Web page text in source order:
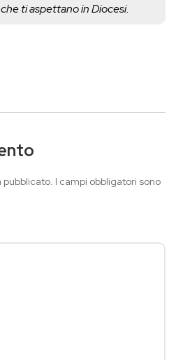
ti aspettano in Diocesi.
pubblicato. I campi obbligatori sono